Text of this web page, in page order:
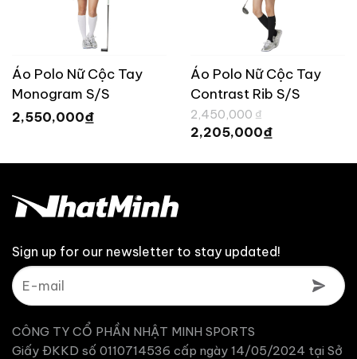
Áo Polo Nữ Cộc Tay
Monogram S/S
TaylorMade UN682
2,550,000₫
Áo Polo Nữ Cộc Tay
Contrast Rib S/S
TaylorMade UN683
2,450,000 ₫
gốc
là:
2,205,000₫
là:
Sign up for our newsletter to stay updated!
CÔNG TY CỔ PHẦN NHẬT MINH SPORTS
Giấy ĐKKD số 0110714536 cấp ngày 14/05/2024 tại Sở